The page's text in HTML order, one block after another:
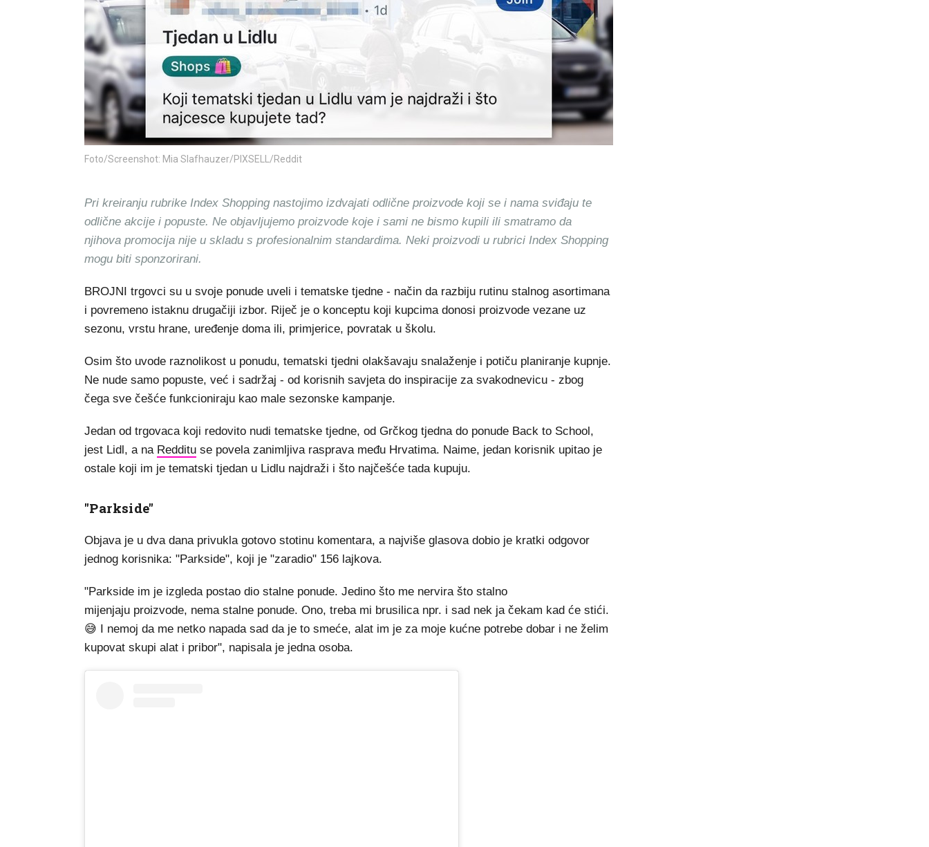
Foto/Screenshot: Mia Slafhauzer/PIXSELL/Reddit
Pri kreiranju rubrike Index Shopping nastojimo izdvajati odlične proizvode koji se i nama sviđaju te
odlične akcije i popuste. Ne objavljujemo proizvode koje i sami ne bismo kupili ili smatramo da
njihova promocija nije u skladu s profesionalnim standardima. Neki proizvodi u rubrici Index Shopping
mogu biti sponzorirani.
BROJNI trgovci su u svoje ponude uveli i tematske tjedne - način da razbiju rutinu stalnog asortimana
i povremeno istaknu drugačiji izbor. Riječ je o konceptu koji kupcima donosi proizvode vezane uz
sezonu, vrstu hrane, uređenje doma ili, primjerice, povratak u školu.
Osim što uvode raznolikost u ponudu, tematski tjedni olakšavaju snalaženje i potiču planiranje kupnje.
Ne nude samo popuste, već i sadržaj - od korisnih savjeta do inspiracije za svakodnevicu - zbog
čega sve češće funkcioniraju kao male sezonske kampanje.
Jedan od trgovaca koji redovito nudi tematske tjedne, od Grčkog tjedna do ponude Back to School,
jest Lidl, a na Redditu se povela zanimljiva rasprava među Hrvatima. Naime, jedan korisnik upitao je
ostale koji im je tematski tjedan u Lidlu najdraži i što najčešće tada kupuju.
"Parkside"
Objava je u dva dana privukla gotovo stotinu komentara, a najviše glasova dobio je kratki odgovor
jednog korisnika: "Parkside", koji je "zaradio" 156 lajkova.
"Parkside im je izgleda postao dio stalne ponude. Jedino što me nervira što stalno
mijenjaju proizvode, nema stalne ponude. Ono, treba mi brusilica npr. i sad nek ja čekam kad će stići.
😅 I nemoj da me netko napada sad da je to smeće, alat im je za moje kućne potrebe dobar i ne želim
kupovat skupi alat i pribor", napisala je jedna osoba.